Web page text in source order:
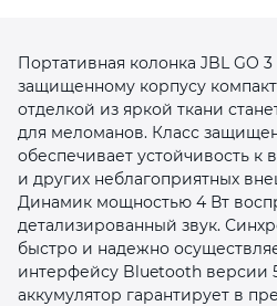
Портативная колонка JBL GO 3
защищенному корпусу
отделкой из яркой ткани
для меломанов. Класс
обеспечивает устойчивость
и других неблагоприятных
Динамик мощностью 4 Вт
детализированный звук.
быстро и надежно
интерфейсу Bluetooth версии
аккумулятор гарантирует в